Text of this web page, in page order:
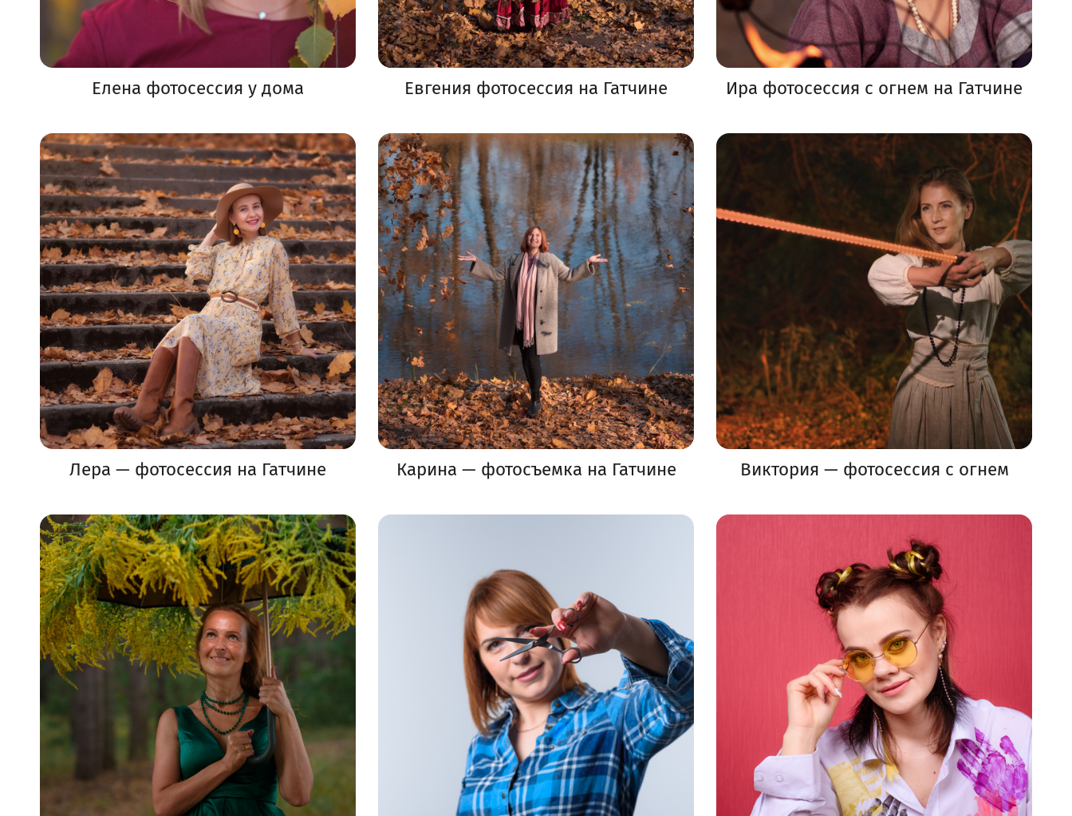
Елена фотосессия у дома Евгения фотосессия на Гатчине Ира фотосессия с огнем на Гатчине
Лера — фотосессия на Гатчине Карина — фотосъемка на Гатчине Виктория — фотосессия с огнем